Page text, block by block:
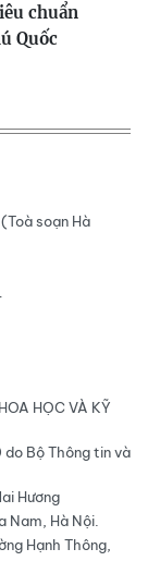
chuẩn
Quốc
soạn Hà
HỌC VÀ KỸ
Bộ Thông tin và
Hương
Nam, Hà Nội.
Hạnh Thông,